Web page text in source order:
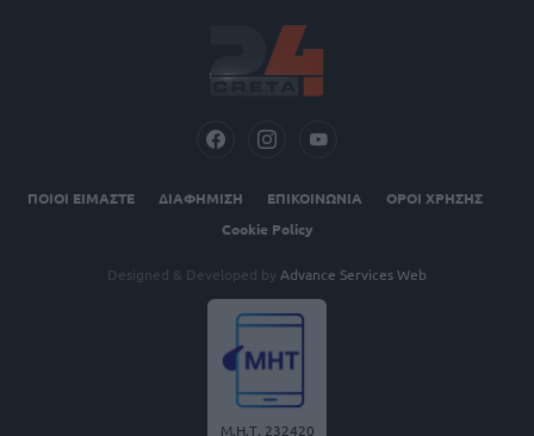
ΠΟΙΟΙ ΕΙΜΑΣΤΕ ΔΙΑΦΗΜΙΣΗ ΕΠΙΚΟΙΝΩΝΙΑ
ΟΡΟΙ ΧΡΗΣΗΣ
Cookie Policy
Designed & Developed by Advance Services Web
Μ.Η.Τ. 232420